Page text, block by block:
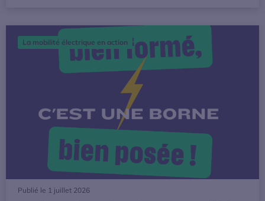
Installer une borne de recharge : pourquoi faire appel à un
La mobilité électrique en action
Publié le 1 juillet 2026